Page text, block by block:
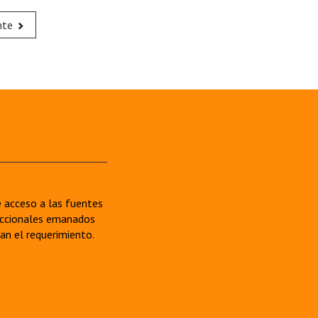
acceso a las fuentes
emanados
el requerimiento.